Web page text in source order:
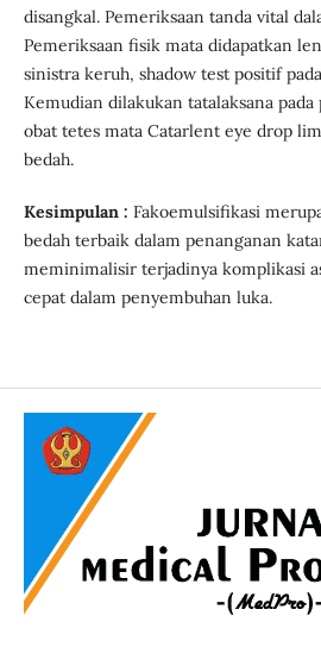
disangkal. Pemeriksaan tanda vital
Pemeriksaan fisik mata didapatkan
sinistra keruh, shadow test positif
Kemudian dilakukan tatalaksana
obat tetes mata Catarlent eye drop
bedah.
Kesimpulan : Fakoemulsifikasi
bedah terbaik dalam penanganan
meminimalisir terjadinya komplikasi
cepat dalam penyembuhan luka.